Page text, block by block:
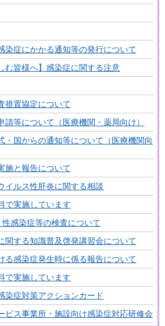
染症にかかる通知等の発行について
む皆様へ】感染症に関する注意
措置協定について
請等について（医療機関・薬局向け）
・国からの通知等について（医療機関向
施と報告について
イルス性肝炎に関する相談
で実施しています
感染症等の検査について
関する知識普及啓発講習会について
る感染症発生時に係る報告について
で実施しています
染症対策アクションカード
ビス事業所・施設向け感染症対応研修会